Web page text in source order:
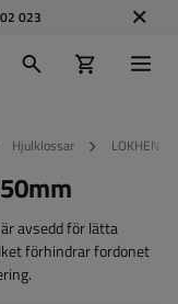
023
Hjulklossar LOKHEN
avsedd för lätta
förhindrar fordonet